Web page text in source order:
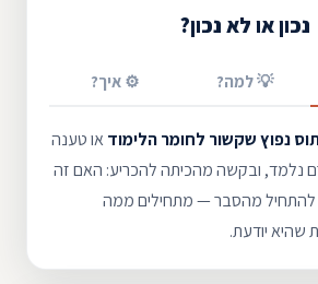
נכון או לא נכון?
💡 למה? ⚙️ איך?
נפוץ שקשור לחומר הלימוד או טענה
נלמד, ובקשה מהכיתה להכריע: האם זה
להתחיל מהסבר — מתחילים ממה
שהיא יודעת.